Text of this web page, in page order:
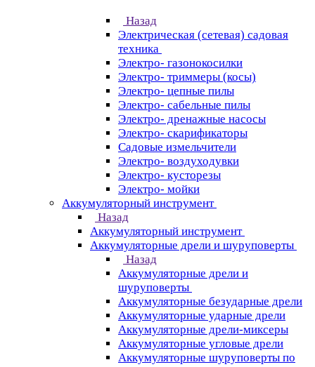
Назад
Электрическая (сетевая) садовая
техника
Электро- газонокосилки
Электро- триммеры (косы)
Электро- цепные пилы
Электро- сабельные пилы
Электро- дренажные насосы
Электро- скарификаторы
Садовые измельчители
Электро- воздуходувки
Электро- кусторезы
Электро- мойки
Аккумуляторный инструмент
Назад
Аккумуляторный инструмент
Аккумуляторные дрели и шуруповерты
Назад
Аккумуляторные дрели и
шуруповерты
Аккумуляторные безударные дрели
Аккумуляторные ударные дрели
Аккумуляторные дрели-миксеры
Аккумуляторные угловые дрели
Аккумуляторные шуруповерты по